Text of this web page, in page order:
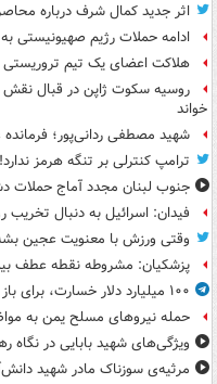
اثر جدید کمال شرف درباره
ادامه حملات رژیم صهیونیستی
هلاکت اعضای یک تیم
روسیه سکوت ژاپن در قبال نقش
خواند
شهید مصطفی ردانی‌پور؛
ترامپ کنترلی بر تنگه هرمز ندارد!
جنوب لبنان مجدد آماج حملات
فیدان: اسرائیل به دنبال
وقتی ورزش با معنویت عجین
پزشکیان: مشروطه نقطه عطف
۱۰۰ میلیارد دلار خسارت، برای باز نگه داشتن تنگه‌ای که باز بود!
حمله نیروهای مسلح یمن به
ویژگی‌های شهید بابایی در نگاه
مرثیه‌ی سوزناک مادر شهید